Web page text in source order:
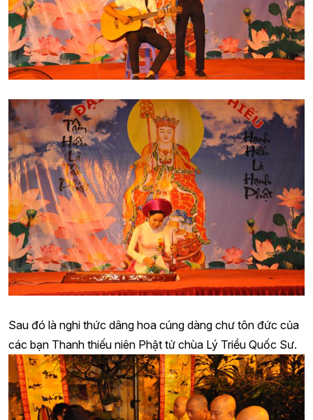
Sau đó là nghi thức dâng hoa cúng dàng chư tôn đức của
các bạn Thanh thiếu niên Phật tử chùa Lý Triều Quốc Sư.